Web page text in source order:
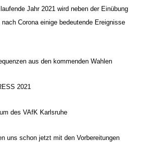
Jahr 2021 wird neben der Einübung
Corona einige bedeutende Ereignisse
aus den kommenden Wahlen
2021
des VAfK Karlsruhe
uns schon jetzt mit den Vorbereitungen